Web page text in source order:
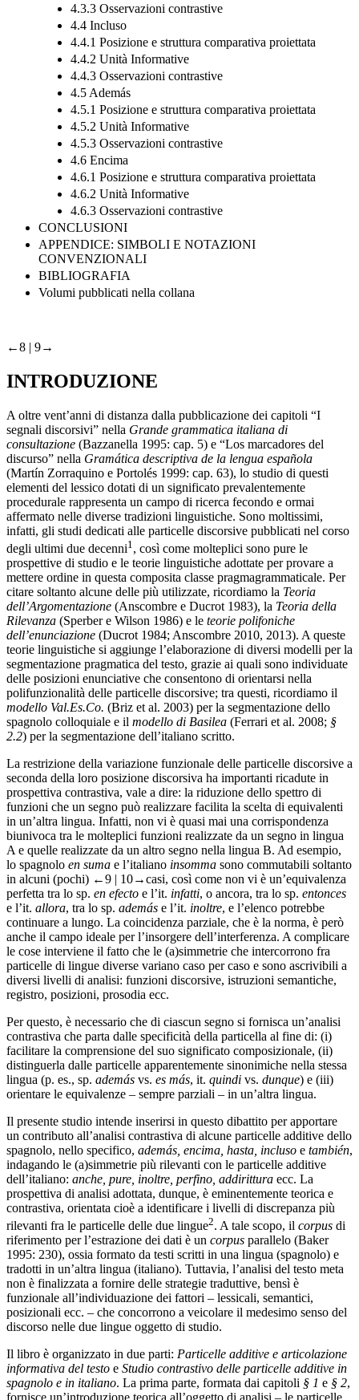
4.3.3 Osservazioni contrastive
4.4 Incluso
4.4.1 Posizione e struttura comparativa proiettata
4.4.2 Unità Informative
4.4.3 Osservazioni contrastive
4.5 Además
4.5.1 Posizione e struttura comparativa proiettata
4.5.2 Unità Informative
4.5.3 Osservazioni contrastive
4.6 Encima
4.6.1 Posizione e struttura comparativa proiettata
4.6.2 Unità Informative
4.6.3 Osservazioni contrastive
CONCLUSIONI
APPENDICE: SIMBOLI E NOTAZIONI
CONVENZIONALI
BIBLIOGRAFIA
Volumi pubblicati nella collana
←8 | 9→
INTRODUZIONE
A oltre vent’anni di distanza dalla pubblicazione dei capitoli “I
segnali discorsivi” nella Grande grammatica italiana di
consultazione (Bazzanella 1995: cap. 5) e “Los marcadores del
discurso” nella Gramática descriptiva de la lengua española
(Martín Zorraquino e Portolés 1999: cap. 63), lo studio di questi
elementi del lessico dotati di un significato prevalentemente
procedurale rappresenta un campo di ricerca fecondo e ormai
affermato nelle diverse tradizioni linguistiche. Sono moltissimi,
infatti, gli studi dedicati alle particelle discorsive pubblicati nel corso
degli ultimi due decenni1 , così come molteplici sono pure le
prospettive di studio e le teorie linguistiche adottate per provare a
mettere ordine in questa composita classe pragmagrammaticale. Per
citare soltanto alcune delle più utilizzate, ricordiamo la Teoria
dell’Argomentazione (Anscombre e Ducrot 1983), la Teoria della
Rilevanza (Sperber e Wilson 1986) e le teorie polifoniche
dell’enunciazione (Ducrot 1984; Anscombre 2010, 2013). A queste
teorie linguistiche si aggiunge l’elaborazione di diversi modelli per la
segmentazione pragmatica del testo, grazie ai quali sono individuate
delle posizioni enunciative che consentono di orientarsi nella
polifunzionalità delle particelle discorsive; tra questi, ricordiamo il
modello Val.Es.Co. (Briz et al. 2003) per la segmentazione dello
spagnolo colloquiale e il modello di Basilea (Ferrari et al. 2008; §
2.2) per la segmentazione dell’italiano scritto.
La restrizione della variazione funzionale delle particelle discorsive a
seconda della loro posizione discorsiva ha importanti ricadute in
prospettiva contrastiva, vale a dire: la riduzione dello spettro di
funzioni che un segno può realizzare facilita la scelta di equivalenti
in un’altra lingua. Infatti, non vi è quasi mai una corrispondenza
biunivoca tra le molteplici funzioni realizzate da un segno in lingua
A e quelle realizzate da un altro segno nella lingua B. Ad esempio,
lo spagnolo en suma e l’italiano insomma sono commutabili soltanto
in alcuni (pochi) ←9 | 10→casi, così come non vi è un’equivalenza
perfetta tra lo sp. en efecto e l’it. infatti, o ancora, tra lo sp. entonces
e l’it. allora, tra lo sp. además e l’it. inoltre, e l’elenco potrebbe
continuare a lungo. La coincidenza parziale, che è la norma, è però
anche il campo ideale per l’insorgere dell’interferenza. A complicare
le cose interviene il fatto che le (a)simmetrie che intercorrono fra
particelle di lingue diverse variano caso per caso e sono ascrivibili a
diversi livelli di analisi: funzioni discorsive, istruzioni semantiche,
registro, posizioni, prosodia ecc.
Per questo, è necessario che di ciascun segno si fornisca un’analisi
contrastiva che parta dalle specificità della particella al fine di: (i)
facilitare la comprensione del suo significato composizionale, (ii)
distinguerla dalle particelle apparentemente sinonimiche nella stessa
lingua (p. es., sp. además vs. es más, it. quindi vs. dunque) e (iii)
orientare le equivalenze – sempre parziali – in un’altra lingua.
Il presente studio intende inserirsi in questo dibattito per apportare
un contributo all’analisi contrastiva di alcune particelle additive dello
spagnolo, nello specifico, además, encima, hasta, incluso e también,
indagando le (a)simmetrie più rilevanti con le particelle additive
dell’italiano: anche, pure, inoltre, perfino, addirittura ecc. La
prospettiva di analisi adottata, dunque, è eminentemente teorica e
contrastiva, orientata cioè a identificare i livelli di discrepanza più
rilevanti fra le particelle delle due lingue2. A tale scopo, il corpus di
riferimento per l’estrazione dei dati è un corpus parallelo (Baker
1995: 230), ossia formato da testi scritti in una lingua (spagnolo) e
tradotti in un’altra lingua (italiano). Tuttavia, l’analisi del testo meta
non è finalizzata a fornire delle strategie traduttive, bensì è
funzionale all’individuazione dei fattori – lessicali, semantici,
posizionali ecc. – che concorrono a veicolare il medesimo senso del
discorso nelle due lingue oggetto di studio.
Il libro è organizzato in due parti: Particelle additive e articolazione
informativa del testo e Studio contrastivo delle particelle additive in
spagnolo e in italiano. La prima parte, formata dai capitoli § 1 e § 2,